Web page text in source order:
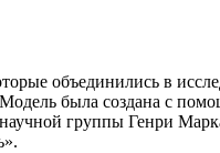
объединились в
была создана с
группы Генри